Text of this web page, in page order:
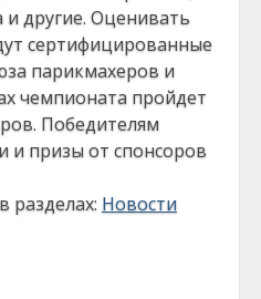
и другие. Оценивать
сертифицированные
парикмахеров и
чемпионата пройдет
Победителям
и призы от спонсоров
разделах: Новости